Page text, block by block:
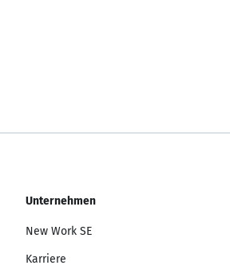
Unternehmen
New Work SE
Karriere